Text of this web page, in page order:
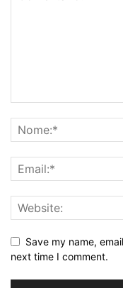
Save my name,
next time I comment.